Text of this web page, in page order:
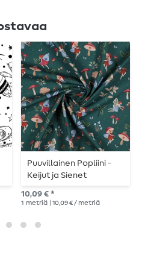
Puuvillainen Popliini -
Keijut ja Sienet
Tummanvihreä
10,09 € *
1 metriä | 10,09 € / metriä